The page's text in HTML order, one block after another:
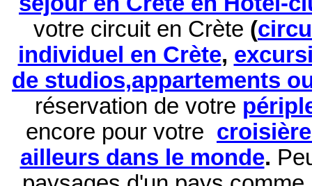
votre circuit en Crète (
individuel en Crète,
de studios,appartements
réservation de votre
encore pour votre
ailleurs dans le monde.